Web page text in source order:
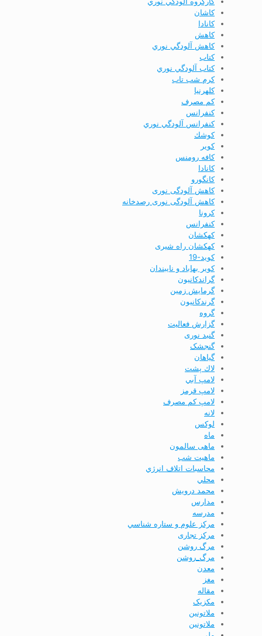
كاشان
كانادا
كاهش
كاهش آلودگي نوري
كتاب
كتاب آلودگي نوري
كرم شب تاب
كلهرنيا
كم مصرف
كنفرانس
كنفرانس آلودگي نوري
كوشك
كوير
کافه رومنس
کانادا
کانگورو
کاهش آلودگی نوری
کاهش آلودگی نوری رصدخانه
کرونا
کنفرانس
کهکشان
کهکشان راه شیری
کوید-19
کویر بهاباد و نایبندان
گراندكانيون
گرمایش زمین
گرندکانیون
گروه
گزارش فعاليت
گنبد نوری
گنجشک
گياهان
لاك پشت
لامپ آبي
لامپ قرمز
لامپ كم مصرف
لانه
لوکس
ماه
ماهی سالمون
ماهیت شب
محاسبات اتلاف انرژي
محلي
محمد درویش
مدارس
مدرسه
مركز علوم و ستاره شناسي
مرکز تجاری
مرگ روشن
مرگ_روشن
معدن
مغز
مقاله
مکزیک
ملاتونين
ملاتونین